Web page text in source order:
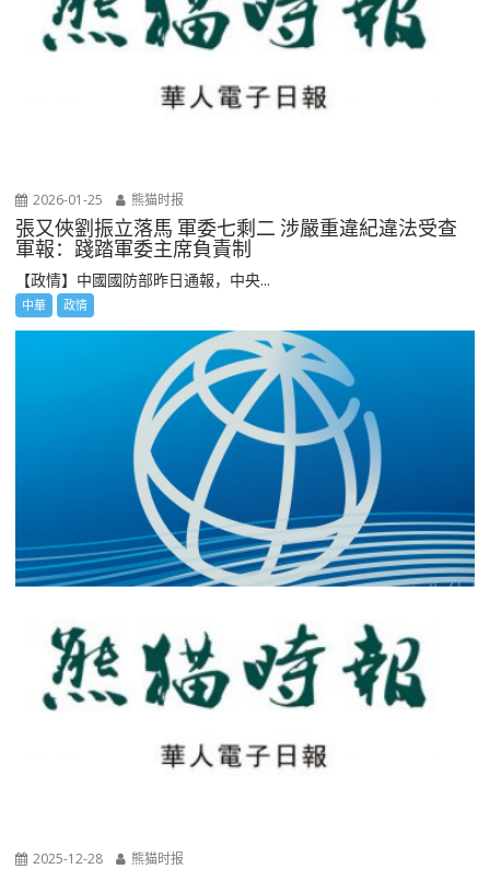
2026-01-25 熊猫时报
張又俠劉振立落馬 軍委七剩二 涉嚴重違紀違法受查
軍報：踐踏軍委主席負責制
【政情】中國國防部昨日通報，中央...
中華 政情
2025-12-28 熊猫时报